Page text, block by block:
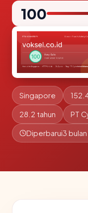
100
Singapore
28.2 tahun PT
Diperbarui3